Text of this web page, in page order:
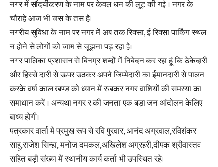
नगर में सौंदर्यीकरण के नाम पर केवल धन की लूट की गई । नगर के
चौराहे आज भी जस के तस है।
नगरीय सुविधा के नाम पर नगर में अब तक रिक्सा, ई रिक्सा पार्किंग स्थल
न होने से लोगों को जाम से जूझना पड़ रहा है।
नगर पालिका प्रशासन से विनम्र शब्दों में निवेदन कर रहा हूं कि ठेकेदारी
और हिस्से दारी से ऊपर उठकर अपने जिम्मेदारी का ईमानदारी से पालन
करके वर्षा काल खण्ड को ध्यान में रखकर नगर वाशियों की समस्या का
समाधान करें । अन्यथा नगर र की जनता एक बड़ा जन आंदोलन केलिए
बाध्य होगी।
पत्रकार वार्ता में प्रमुख रूप से रवि पुरवार, आनंद अग्रवाल,रविशंकर
साहू,राजेश सिन्हा, मनोज दमकल,अखिलेश अग्रहरी,दीपक श्रीवास्तव
सहित बड़ी संख्या में स्थानीय कार्य कर्ता भी उपस्थित रहे।